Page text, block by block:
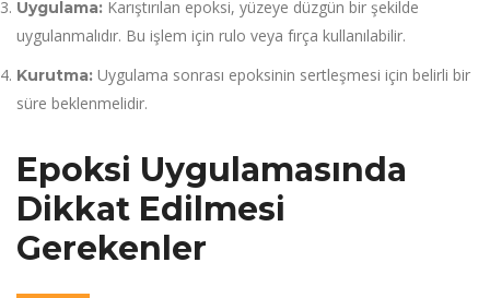
Uygulama: Karıştırılan epoksi, yüzeye düzgün bir şekilde
uygulanmalıdır. Bu işlem için rulo veya fırça kullanılabilir.
Kurutma: Uygulama sonrası epoksinin sertleşmesi için belirli bir
süre beklenmelidir.
Epoksi Uygulamasında
Dikkat Edilmesi
Gerekenler